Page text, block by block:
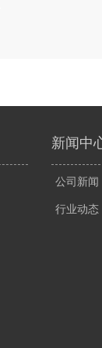
新闻中
公司新闻
行业动态